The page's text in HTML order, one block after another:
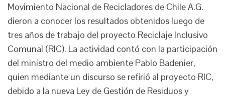
Movimiento Nacional de Recicladores de Chile A.G.
dieron a conocer los resultados obtenidos luego de
tres años de trabajo del proyecto Reciclaje Inclusivo
Comunal (RIC). La actividad contó con la participación
del ministro del medio ambiente Pablo Badenier,
quien mediante un discurso se refirió al proyecto RIC,
debido a la nueva Ley de Gestión de Residuos y